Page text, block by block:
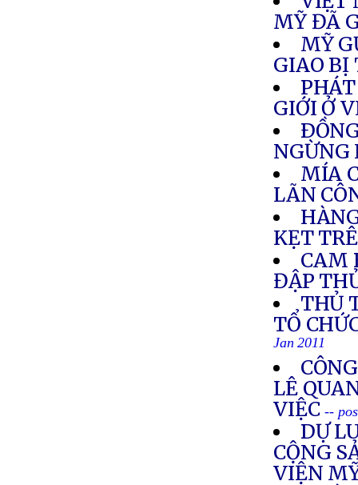
MỸ ĐÃ
MỸ
GIAO BỊ
GIỚI Ở
NGỪNG
MÍA
LÃN
KẸT
CAM
ĐẬP
THỦ
TỔ
Jan 2011
LÊ
VIỆC --
DỰ
CỘNG
VIỆN